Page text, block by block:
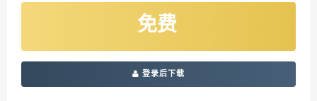
免费
登录后下载